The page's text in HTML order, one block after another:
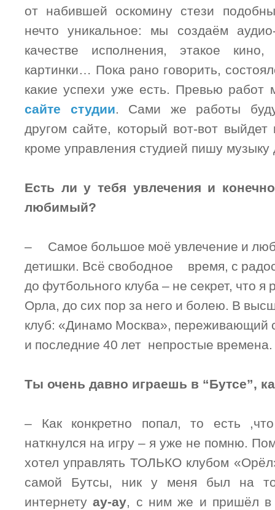
от набившей оскомину стези
нечто уникальное: мы создаём
качестве исполнения, этакое
картинки… Пока рано говорить,
какие успехи уже есть. Превью работ
сайте студии. Сами же работы
другом сайте, который вот-вот
кроме управления студией пишу
Есть ли у тебя увлечения и
любимый?
– Самое большое моё увлечение и
детишки. Всё свободное время, с
до футбольного клуба – не секрет, что я
Орла, до сих пор за него и болею. В
клуб: «Динамо Москва», переживающий
и последние 40 лет непростые времена.
Ты очень давно играешь в “Бутсе”,
– Как конкретно попал, то есть
наткнулся на игру – я уже не помню.
хотел управлять ТОЛЬКО клубом
самой Бутсы, ник у меня был на
интернетуay-ay, с ним же и пришёл в